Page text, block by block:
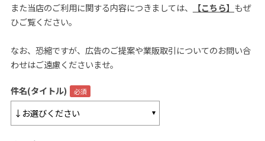
トップページ
マイページ
初めての方へ ご利用ガイド
また当店のご利用に関する内容につきましては、
【こちら】 もぜ
ひご覧ください。
なお、恐縮ですが、広告のご提案や業販取引についてのお問い合
わせはご遠慮くださいませ。
件名(タイトル)